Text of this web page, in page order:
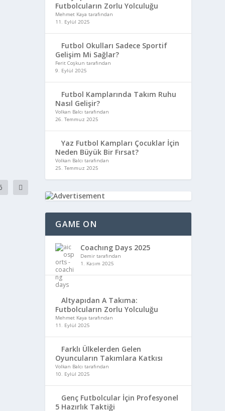
Futbolcuların Zorlu Yolculuğu
Mehmet Kaya tarafından
11. Eylül 2025
Futbol Okulları Sadece Sportif
Gelişim Mi Sağlar?
Ferit Coşkun tarafından
9. Eylül 2025
Futbol Kamplarında Takım Ruhu
Nasıl Gelişir?
Volkan Balcı tarafından
26. Temmuz 2025
Yaz Futbol Kampları Çocuklar İçin
Neden Büyük Bir Fırsat?
Volkan Balcı tarafından
25. Temmuz 2025
GAME ON
Coachıng Days 2025
Demir tarafından
1. Kasım 2025
Altyapıdan A Takıma:
Futbolcuların Zorlu Yolculuğu
Mehmet Kaya tarafından
11. Eylül 2025
Farklı Ülkelerden Gelen
Oyuncuların Takımlara Katkısı
Volkan Balcı tarafından
10. Eylül 2025
Genç Futbolcular İçin Profesyonel
5 Hazırlık Taktiği